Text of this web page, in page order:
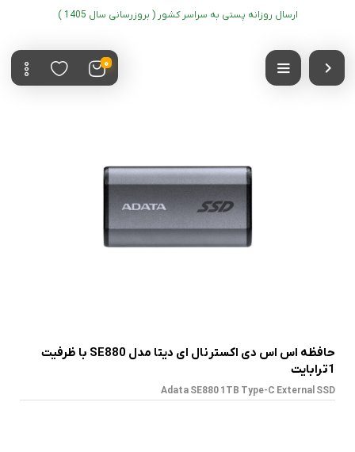
ارسال روزانه پستی به سراسر کشور ( بروزرسانی سال 1405 )
0
حافظه اس اس دی اکسترنال ای دیتا مدل SE880 با ظرفیت
1ترابایت
Adata SE880 1TB Type-C External SSD